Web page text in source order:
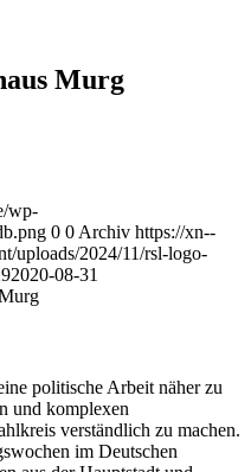
Murg
wp-
0 0 Archiv https://xn--
uploads/2024/11/rsl-logo-
2020-08-31
politische Arbeit näher zu
und komplexen
verständlich zu machen.
im Deutschen